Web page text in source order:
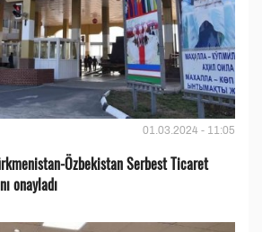
01.03.2024 - 11:05
Özbekistan Serbest Ticaret
onayladı